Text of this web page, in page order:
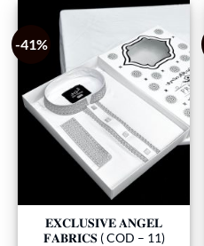
-41%
𝐄𝐗𝐂𝐋𝐔𝐒𝐈𝐕𝐄 𝐀𝐍𝐆𝐄𝐋
𝐅𝐀𝐁𝐑𝐈𝐂𝐒 ( COD – 11)